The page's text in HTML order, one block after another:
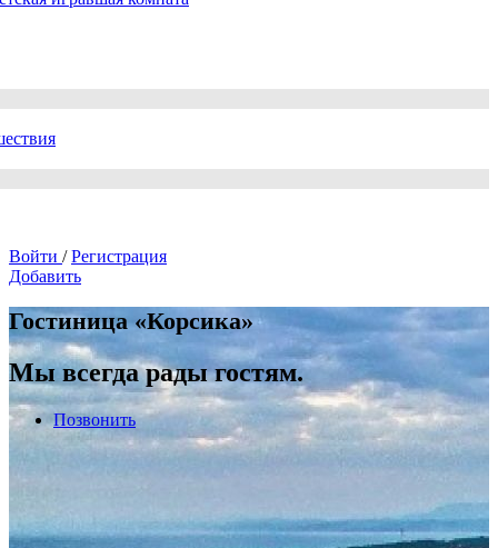
Войти / Регистрация
Добавить
Гостиница «Корсика»
Мы всегда рады гостям.
Позвонить